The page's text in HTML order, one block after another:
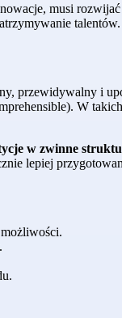
musi
talentów.
przewidywalny
W
w zwinne
lepiej